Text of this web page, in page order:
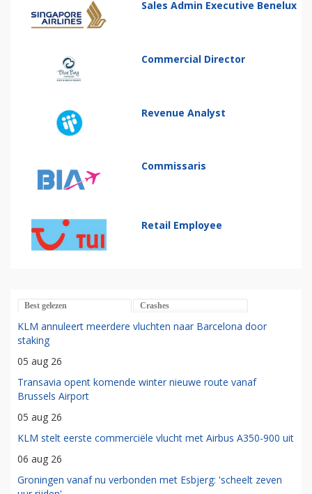
Sales Admin Executive Benelux
Commercial Director
Revenue Analyst
Commissaris
Retail Employee
Best gelezen Crashes
KLM annuleert meerdere vluchten naar Barcelona door
staking
05 aug 26
Transavia opent komende winter nieuwe route vanaf
Brussels Airport
05 aug 26
KLM stelt eerste commerciële vlucht met Airbus A350-900 uit
06 aug 26
Groningen vanaf nu verbonden met Esbjerg: 'scheelt zeven